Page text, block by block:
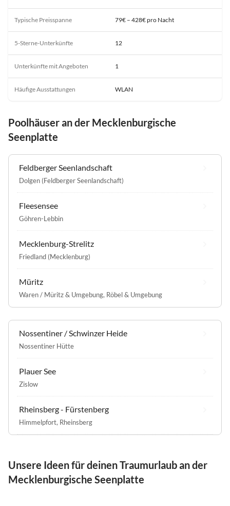
Typische Preisspanne 79€ – 428€ pro Nacht
5-Sterne-Unterkünfte 12
Unterkünfte mit Angeboten 1
Häufige Ausstattungen WLAN
Poolhäuser an der Mecklenburgische
Seenplatte
Feldberger Seenlandschaft
Dolgen (Feldberger Seenlandschaft)
Fleesensee
Göhren-Lebbin
Mecklenburg-Strelitz
Friedland (Mecklenburg)
Müritz
Waren / Müritz & Umgebung, Röbel & Umgebung
Nossentiner / Schwinzer Heide
Nossentiner Hütte
Plauer See
Zislow
Rheinsberg - Fürstenberg
Himmelpfort, Rheinsberg
Unsere Ideen für deinen Traumurlaub an der
Mecklenburgische Seenplatte